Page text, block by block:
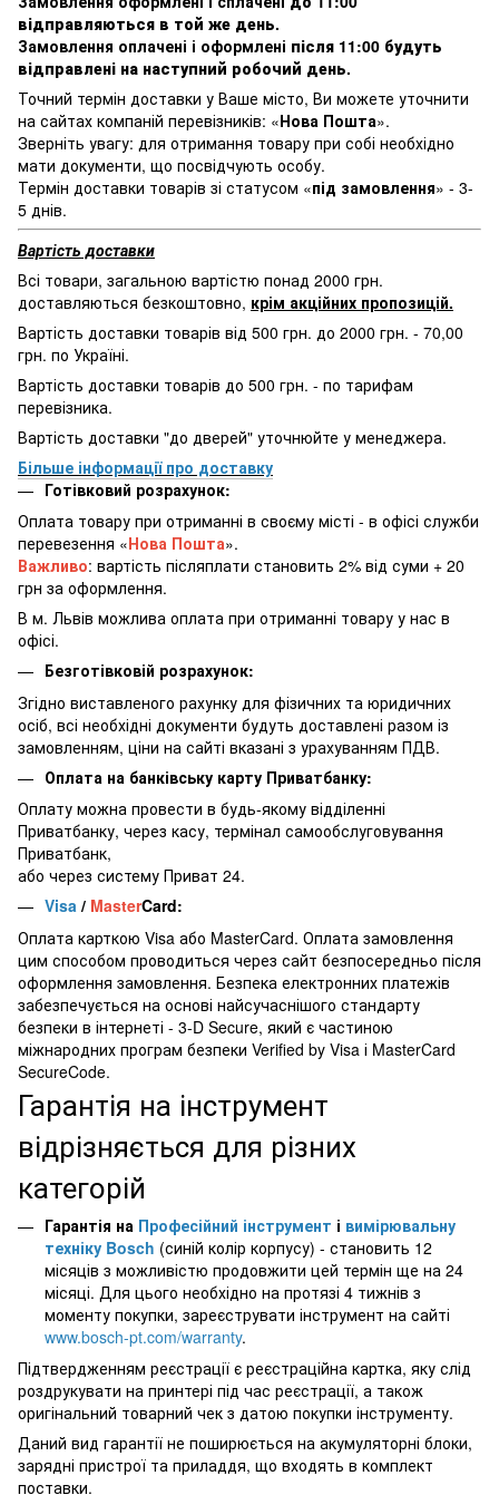
відправляються в той же день.
Замовлення оплачені і оформлені після 11:00 будуть
відправлені на наступний робочий день.
Точний термін доставки у Ваше місто, Ви можете уточнити
на сайтах компаній перевізників: «Нова Пошта».
Зверніть увагу: для отримання товару при собі необхідно
мати документи, що посвідчують особу.
Термін доставки товарів зі статусом «під замовлення» - 3-
5 днів.
Вартість доставки
Всі товари, загальною вартістю понад 2000 грн.
доставляються безкоштовно, крім акційних пропозицій.
Вартість доставки товарів від 500 грн. до 2000 грн. - 70,00
грн. по Україні.
Вартість доставки товарів до 500 грн. - по тарифам
перевізника.
Вартість доставки "до дверей" уточнюйте у менеджера.
Більше інформації про доставку
Готівковий розрахунок:
Оплата товару при отриманні в своєму місті - в офісі служби
перевезення «Нова Пошта».
Важливо: вартість післяплати становить 2% від суми + 20
грн за оформлення.
В м. Львів можлива оплата при отриманні товару у нас в
офісі.
Безготівковій розрахунок:
Згідно виставленого рахунку для фізичних та юридичних
осіб, всі необхідні документи будуть доставлені разом із
замовленням, ціни на сайті вказані з урахуванням ПДВ.
Оплата на банківську карту Приватбанку:
Оплату можна провести в будь-якому відділенні
Приватбанку, через касу, термінал самообслуговування
Приватбанк,
або через систему Приват 24.
Visa / MasterCard:
Оплата карткою Visa або MasterCard. Оплата замовлення
цим способом проводиться через сайт безпосередньо після
оформлення замовлення. Безпека електронних платежів
забезпечується на основі найсучаснішого стандарту
безпеки в інтернеті - 3-D Secure, який є частиною
міжнародних програм безпеки Verified by Visa і MasterCard
SecureCode.
Гарантія на інструмент
відрізняється для різних
категорій
Гарантія на Професійний інструмент і вимірювальну
техніку Bosch (синій колір корпусу) - становить 12
місяців з можливістю продовжити цей термін ще на 24
місяці. Для цього необхідно на протязі 4 тижнів з
моменту покупки, зареєструвати інструмент на сайті
www.bosch-pt.com/warranty.
Підтвердженням реєстрації є реєстраційна картка, яку слід
роздрукувати на принтері під час реєстрації, а також
оригінальний товарний чек з датою покупки інструменту.
Даний вид гарантії не поширюється на акумуляторні блоки,
зарядні пристрої та приладдя, що входять в комплект
поставки.